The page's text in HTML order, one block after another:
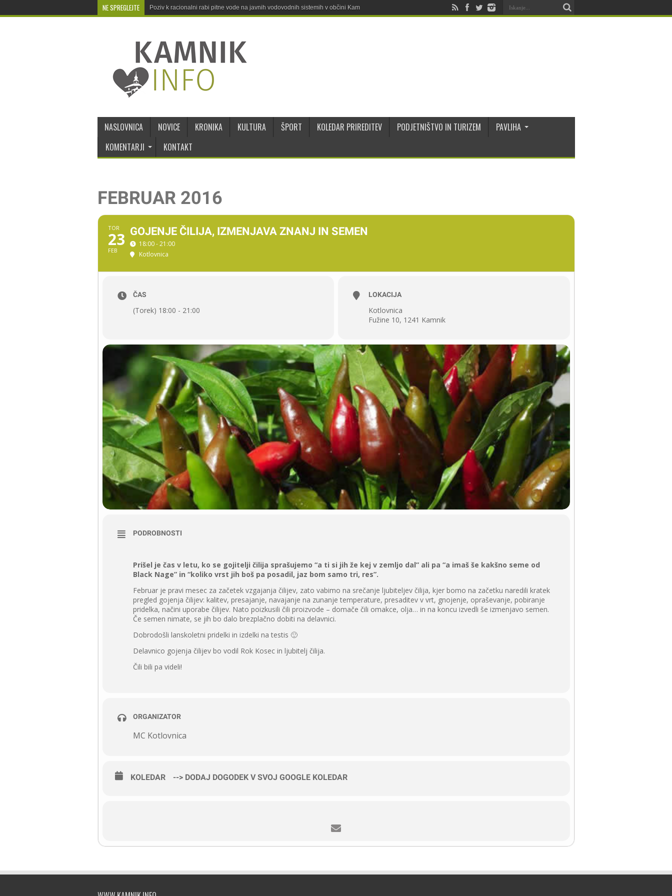
NE SPREGLEJTE Poziv k racionalni rabi pitne vode na javnih vodovodnih sistemih v občini Kamnik
NASLOVNICA NOVICE KRONIKA KULTURA ŠPORT KOLEDAR PRIREDITEV PODJETNIŠTVO IN TURIZEM
PAVLIHA
KOMENTARJI
KONTAKT
FEBRUAR 2016
TOR
23
FEB
GOJENJE ČILIJA, IZMENJAVA ZNANJ IN SEMEN
18:00 - 21:00
Kotlovnica
ČAS
(Torek) 18:00 - 21:00
LOKACIJA
Kotlovnica
Fužine 10, 1241 Kamnik
PODROBNOSTI
Prišel je čas v letu, ko se gojitelji čilija sprašujemo “a ti si jih že kej v zemljo dal” ali pa “a imaš še kakšno seme od
Black Nage” in “koliko vrst jih boš pa posadil, jaz bom samo tri, res”.
Februar je pravi mesec za začetek vzgajanja čilijev, zato vabimo na srečanje ljubiteljev čilija, kjer bomo na začetku naredili kratek
pregled gojenja čilijev: kalitev, presajanje, navajanje na zunanje temperature, presaditev v vrt, gnojenje, opraševanje, pobiranje
pridelka, načini uporabe čilijev. Nato poizkusili čili proizvode – domače čili omakce, olja… in na koncu izvedli še izmenjavo semen.
Če semen nimate, se jih bo dalo brezplačno dobiti na delavnici.
Dobrodošli lanskoletni pridelki in izdelki na testis 🙂
Delavnico gojenja čilijev bo vodil Rok Kosec in ljubitelj čilija.
Čili bili pa videli!
ORGANIZATOR
MC Kotlovnica
KOLEDAR --> DODAJ DOGODEK V SVOJ GOOGLE KOLEDAR